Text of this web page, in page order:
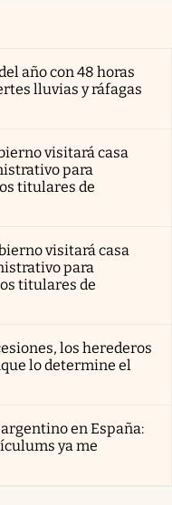
año con 48 horas
lluvias y ráfagas
visitará casa
para
titulares de
visitará casa
para
titulares de
los herederos
lo determine el
en España:
ya me